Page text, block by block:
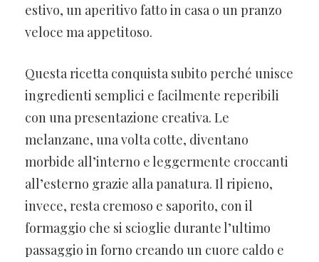
estivo, un aperitivo fatto in casa o un pranzo
veloce ma appetitoso.
Questa ricetta conquista subito perché unisce
ingredienti semplici e facilmente reperibili
con una presentazione creativa. Le
melanzane, una volta cotte, diventano
morbide all’interno e leggermente croccanti
all’esterno grazie alla panatura. Il ripieno,
invece, resta cremoso e saporito, con il
formaggio che si scioglie durante l’ultimo
passaggio in forno creando un cuore caldo e